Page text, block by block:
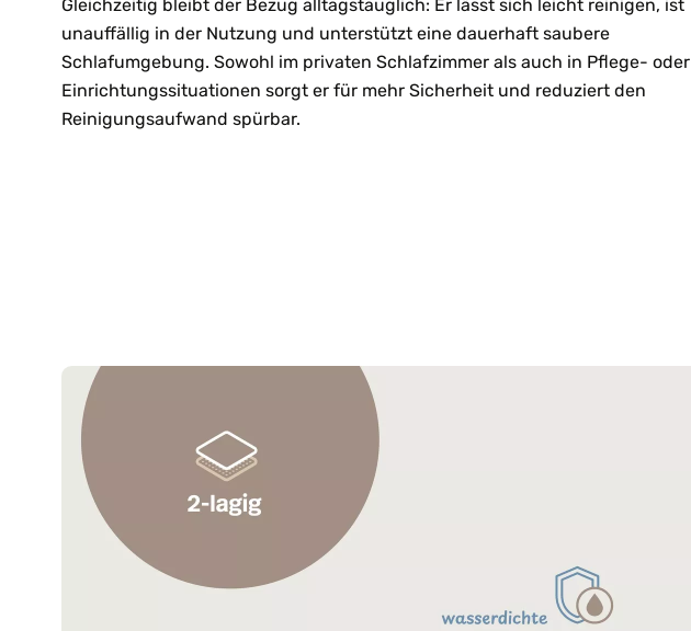
Gleichzeitig bleibt der Bezug alltagstauglich: Er lässt sich leicht reinigen, ist
unauffällig in der Nutzung und unterstützt eine dauerhaft saubere
Schlafumgebung. Sowohl im privaten Schlafzimmer als auch in Pflege- oder
Einrichtungssituationen sorgt er für mehr Sicherheit und reduziert den
Reinigungsaufwand spürbar.